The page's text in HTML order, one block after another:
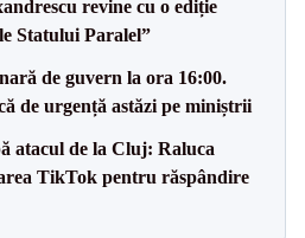
revine cu o ediție
Statului Paralel”
de guvern la ora 16:00.
de urgență astăzi pe miniștrii
atacul de la Cluj: Raluca
TikTok pentru răspândire